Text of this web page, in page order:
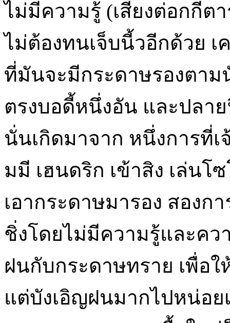
ไม่มีความรู้ (เสี่ยงต่อกกีต
ไม่ต้องทนเจ็บนี้วอีกด้วย เ
ที่มันจะมีกระดาษรองตา
ตรงบอดี้หนึ่งอัน และปลา
นั่นเกิดมาจาก หนึ่งการที่
มมี เฮนดริก เข้าสิง เล่นโ
เอากระดาษมารอง สองก
ชิ่งโดยไม่มีความรู้และค
ฝนกับกระดาษทราย เพื่อ
แต่บังเอิญฝนมากไปหน่อย